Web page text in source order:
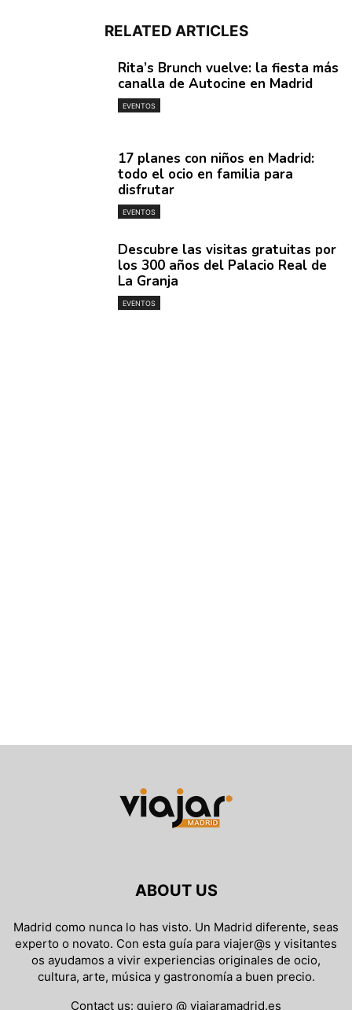
RELATED ARTICLES
Rita’s Brunch vuelve: la fiesta más
canalla de Autocine en Madrid
EVENTOS
17 planes con niños en Madrid:
todo el ocio en familia para
disfrutar
EVENTOS
Descubre las visitas gratuitas por
los 300 años del Palacio Real de
La Granja
EVENTOS
ABOUT US
Madrid como nunca lo has visto. Un Madrid diferente, seas
experto o novato. Con esta guía para viajer@s y visitantes
os ayudamos a vivir experiencias originales de ocio,
cultura, arte, música y gastronomía a buen precio.
Contact us: quiero @ viajaramadrid.es